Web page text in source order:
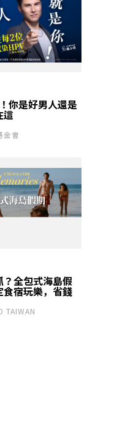
你是好男人還是
這
金會
？全包式海島假
宿玩樂，省錢
TAIWAN